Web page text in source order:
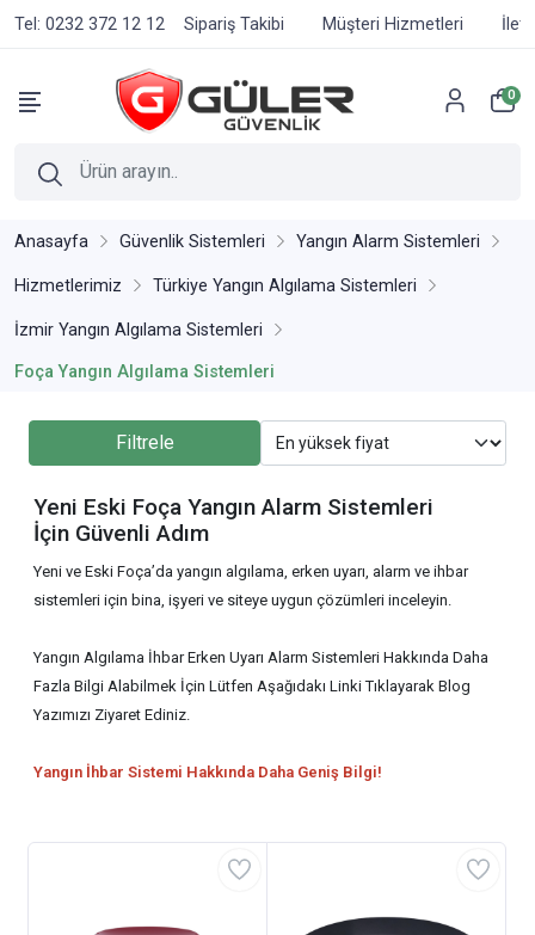
Tel: 0232 372 12 12 Sipariş Takibi Müşteri Hizmetleri
0
Anasayfa Güvenlik Sistemleri Yangın Alarm Sistemleri
Hizmetlerimiz Türkiye Yangın Algılama Sistemleri
İzmir Yangın Algılama Sistemleri
Foça Yangın Algılama Sistemleri
Filtrele
Yeni Eski Foça Yangın Alarm Sistemleri
İçin Güvenli Adım
Yeni ve Eski Foça’da yangın algılama, erken uyarı, alarm ve ihbar
sistemleri için bina, işyeri ve siteye uygun çözümleri inceleyin.
Yangın Algılama İhbar Erken Uyarı Alarm Sistemleri Hakkında Daha
Fazla Bilgi Alabilmek İçin Lütfen Aşağıdakı Linki Tıklayarak Blog
Yazımızı Ziyaret Ediniz.
Yangın İhbar Sistemi Hakkında Daha Geniş Bilgi!